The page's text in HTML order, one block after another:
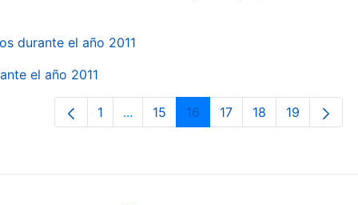
durante el año 2011
el año 2011
Orrialdea
1 ...Intermediate Pages Use TAB to
Orrialdea
15 Orrialdea
16 Orrialdea
17 Orrialdea
18 Orrialdea
19